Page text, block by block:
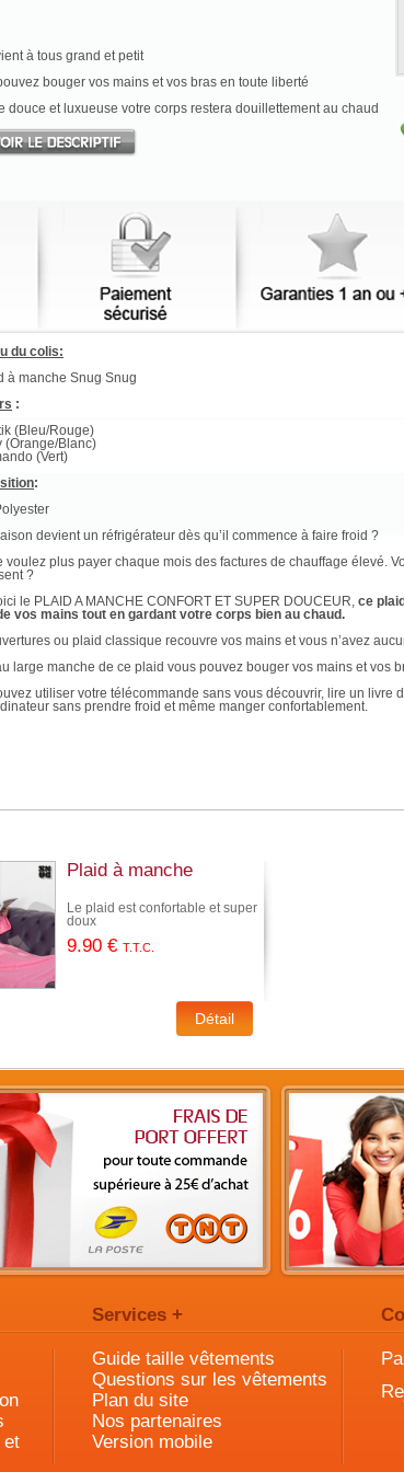
du colis:
à manche Snug Snug
:
(Bleu/Rouge)
(Orange/Blanc)
(Vert)
:
devient un réfrigérateur dès qu’il commence à faire froid ?
voulez plus payer chaque mois des factures de chauffage élevé.
?
le PLAID A MANCHE CONFORT ET SUPER DOUCEUR, ce
vos mains tout en gardant votre corps bien au chaud.
ou plaid classique recouvre vos mains et vous n’avez
large manche de ce plaid vous pouvez bouger vos mains et vos
utiliser votre télécommande sans vous découvrir, lire un livre
sans prendre froid et même manger confortablement.
qui restera douillettement au chaud.
des activités extérieurs pendant les froides soirées d'hiver et
le plaid à manche rien de plus simple que d'avoir chaud et de
maintenant acquérir le plaid confort et super douceur avec
librement vos mains et vos bras.
douce et luxueuse votre corps restera douillettement au
à tous grand et petit
bouger vos mains et vos bras en toute liberté
douce et luxueuse votre corps restera douillettement au chaud
Plaid à manche
Le plaid est confortable et super
doux
9.90 € T.T.C.
Services +
et
Guide taille vêtements
Questions sur les vêtements
Plan du site
Nos partenaires
Version mobile